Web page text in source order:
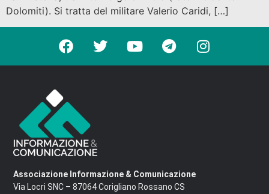
Dolomiti). Si tratta del militare Valerio Caridi, […]
Associazione Informazione & Comunicazione
Via Locri SNC – 87064 Corigliano Rossano CS